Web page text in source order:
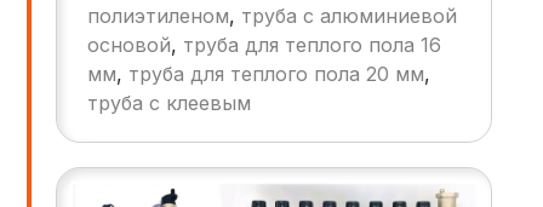
полиэтиленом, труба с алюминиевой
основой, труба для теплого пола 16
мм, труба для теплого пола 20 мм,
труба с клеевым